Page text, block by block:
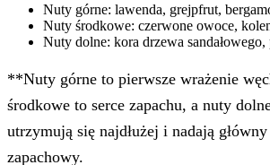
Nuty górne: lawenda, grejpfrut,
Nuty środkowe: czerwone owoce,
Nuty dolne: kora drzewa
**Nuty górne to pierwsze wrażenie
środkowe to serce zapachu, a nuty
utrzymują się najdłużej i nadają
zapachowy.